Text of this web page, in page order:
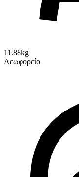
11.88kg
Λεωφορείο